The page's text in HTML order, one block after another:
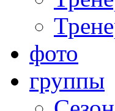
фото
группы